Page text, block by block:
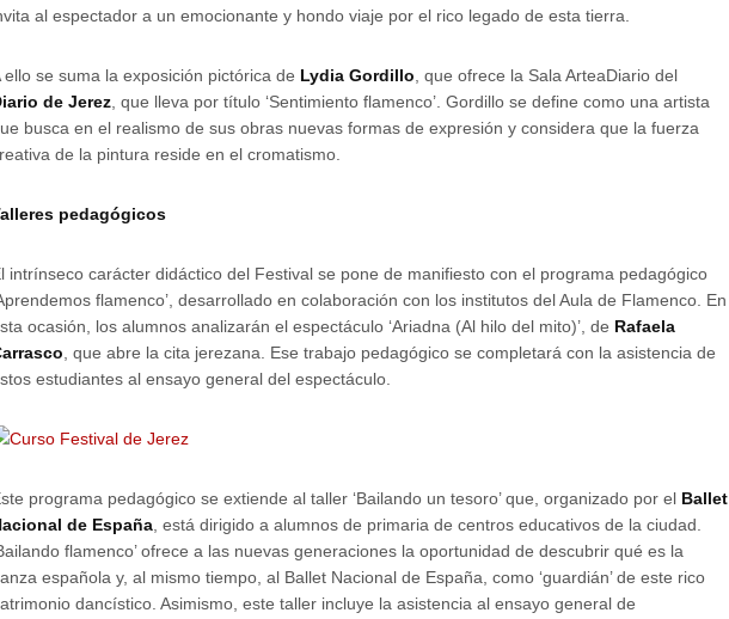
al espectador a un emocionante y hondo viaje por el rico legado de esta tierra.
ello se suma la exposición pictórica de Lydia Gordillo , que ofrece la Sala ArteaDiario del
de Jerez , que lleva por título ‘Sentimiento flamenco’. Gordillo se define como una artista
busca en el realismo de sus obras nuevas formas de expresión y considera que la fuerza
de la pintura reside en el cromatismo.
pedagógicos
intrínseco carácter didáctico del Festival se pone de manifiesto con el programa pedagógico
flamenco’, desarrollado en colaboración con los institutos del Aula de Flamenco. En
ocasión, los alumnos analizarán el espectáculo ‘Ariadna (Al hilo del mito)’, de Rafaela
, que abre la cita jerezana. Ese trabajo pedagógico se completará con la asistencia de
estudiantes al ensayo general del espectáculo.
programa pedagógico se extiende al taller ‘Bailando un tesoro’ que, organizado por el Ballet
de España , está dirigido a alumnos de primaria de centros educativos de la ciudad.
flamenco’ ofrece a las nuevas generaciones la oportunidad de descubrir qué es la
española y, al mismo tiempo, al Ballet Nacional de España, como ‘guardián’ de este rico
dancístico. Asimismo, este taller incluye la asistencia al ensayo general de